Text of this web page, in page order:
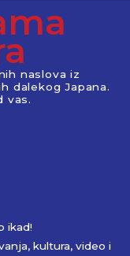
naslova iz
dalekog Japana.
vas.
ikad!
kultura, video i